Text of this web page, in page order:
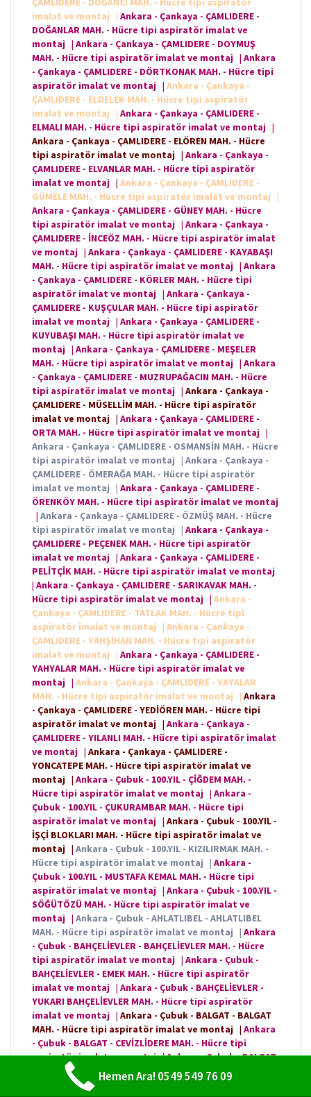
imalat ve montaj
| Ankara - Çankaya - ÇAMLIDERE -
DOĞANLAR MAH. - Hücre tipi aspiratör imalat ve
montaj | Ankara - Çankaya - ÇAMLIDERE - DOYMUŞ
MAH. - Hücre tipi aspiratör imalat ve montaj | Ankara
- Çankaya - ÇAMLIDERE - DÖRTKONAK MAH. - Hücre tipi
aspiratör imalat ve montaj | Ankara - Çankaya -
ÇAMLIDERE - ELDELEK MAH. - Hücre tipi aspiratör
imalat ve montaj
| Ankara - Çankaya - ÇAMLIDERE -
ELMALI MAH. - Hücre tipi aspiratör imalat ve montaj |
Ankara - Çankaya - ÇAMLIDERE - ELÖREN MAH. - Hücre
tipi aspiratör imalat ve montaj | Ankara - Çankaya -
ÇAMLIDERE - ELVANLAR MAH. - Hücre tipi aspiratör
imalat ve montaj | Ankara - Çankaya - ÇAMLIDERE -
GÜMELE MAH. - Hücre tipi aspiratör imalat ve montaj
|
Ankara - Çankaya - ÇAMLIDERE - GÜNEY MAH. - Hücre
tipi aspiratör imalat ve montaj | Ankara - Çankaya -
ÇAMLIDERE - İNCEÖZ MAH. - Hücre tipi aspiratör imalat
ve montaj | Ankara - Çankaya - ÇAMLIDERE - KAYABAŞI
MAH. - Hücre tipi aspiratör imalat ve montaj | Ankara
- Çankaya - ÇAMLIDERE - KÖRLER MAH. - Hücre tipi
aspiratör imalat ve montaj | Ankara - Çankaya -
ÇAMLIDERE - KUŞÇULAR MAH. - Hücre tipi aspiratör
imalat ve montaj | Ankara - Çankaya - ÇAMLIDERE -
KUYUBAŞI MAH. - Hücre tipi aspiratör imalat ve
montaj | Ankara - Çankaya - ÇAMLIDERE - MEŞELER
MAH. - Hücre tipi aspiratör imalat ve montaj | Ankara
- Çankaya - ÇAMLIDERE - MUZRUPAĞACIN MAH. - Hücre
tipi aspiratör imalat ve montaj | Ankara - Çankaya -
ÇAMLIDERE - MÜSELLİM MAH. - Hücre tipi aspiratör
imalat ve montaj | Ankara - Çankaya - ÇAMLIDERE -
ORTA MAH. - Hücre tipi aspiratör imalat ve montaj |
Ankara - Çankaya - ÇAMLIDERE - OSMANSİN MAH. - Hücre
tipi aspiratör imalat ve montaj | Ankara - Çankaya -
ÇAMLIDERE - ÖMERAĞA MAH. - Hücre tipi aspiratör
imalat ve montaj | Ankara - Çankaya - ÇAMLIDERE -
ÖRENKÖY MAH. - Hücre tipi aspiratör imalat ve montaj
| Ankara - Çankaya - ÇAMLIDERE - ÖZMÜŞ MAH. - Hücre
tipi aspiratör imalat ve montaj | Ankara - Çankaya -
ÇAMLIDERE - PEÇENEK MAH. - Hücre tipi aspiratör
imalat ve montaj | Ankara - Çankaya - ÇAMLIDERE -
PELİTÇİK MAH. - Hücre tipi aspiratör imalat ve montaj
| Ankara - Çankaya - ÇAMLIDERE - SARIKAVAK MAH. -
Hücre tipi aspiratör imalat ve montaj | Ankara -
Çankaya - ÇAMLIDERE - TATLAK MAH. - Hücre tipi
aspiratör imalat ve montaj
| Ankara - Çankaya -
ÇAMLIDERE - YAHŞİHAN MAH. - Hücre tipi aspiratör
imalat ve montaj
| Ankara - Çankaya - ÇAMLIDERE -
YAHYALAR MAH. - Hücre tipi aspiratör imalat ve
montaj | Ankara - Çankaya - ÇAMLIDERE - YAYALAR
MAH. - Hücre tipi aspiratör imalat ve montaj
| Ankara
- Çankaya - ÇAMLIDERE - YEDİÖREN MAH. - Hücre tipi
aspiratör imalat ve montaj | Ankara - Çankaya -
ÇAMLIDERE - YILANLI MAH. - Hücre tipi aspiratör imalat
ve montaj | Ankara - Çankaya - ÇAMLIDERE -
YONCATEPE MAH. - Hücre tipi aspiratör imalat ve
montaj | Ankara - Çubuk - 100.YIL - ÇİĞDEM MAH. -
Hücre tipi aspiratör imalat ve montaj | Ankara -
Çubuk - 100.YIL - ÇUKURAMBAR MAH. - Hücre tipi
aspiratör imalat ve montaj | Ankara - Çubuk - 100.YIL -
İŞÇİ BLOKLARI MAH. - Hücre tipi aspiratör imalat ve
montaj | Ankara - Çubuk - 100.YIL - KIZILIRMAK MAH. -
Hücre tipi aspiratör imalat ve montaj | Ankara -
Çubuk - 100.YIL - MUSTAFA KEMAL MAH. - Hücre tipi
aspiratör imalat ve montaj | Ankara - Çubuk - 100.YIL -
SÖĞÜTÖZÜ MAH. - Hücre tipi aspiratör imalat ve
montaj | Ankara - Çubuk - AHLATLIBEL - AHLATLIBEL
MAH. - Hücre tipi aspiratör imalat ve montaj | Ankara
- Çubuk - BAHÇELİEVLER - BAHÇELİEVLER MAH. - Hücre
tipi aspiratör imalat ve montaj | Ankara - Çubuk -
BAHÇELİEVLER - EMEK MAH. - Hücre tipi aspiratör
imalat ve montaj | Ankara - Çubuk - BAHÇELİEVLER -
YUKARI BAHÇELİEVLER MAH. - Hücre tipi aspiratör
imalat ve montaj | Ankara - Çubuk - BALGAT - BALGAT
MAH. - Hücre tipi aspiratör imalat ve montaj | Ankara
- Çubuk - BALGAT - CEVİZLİDERE MAH. - Hücre tipi
aspiratör imalat ve montaj|Ankara - Çubuk - BALGAT
- EHLİBEYT MAH. - Hücre tipi aspiratör imalat ve
|Ankara - Çubuk - BALGAT - NASUH AKAR MAH. -
Hemen Ara! 0549 549 76 09